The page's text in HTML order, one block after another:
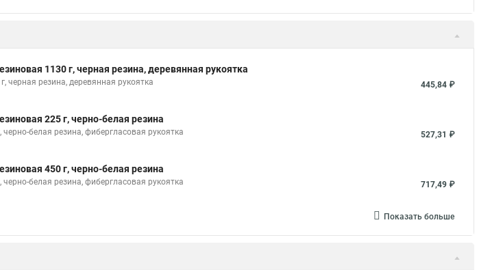
1130 г, черная резина, деревянная рукоятка
черная резина, деревянная рукоятка 445,84 ₽
225 г, черно-белая резина
черно-белая резина, фибергласовая рукоятка 527,31 ₽
450 г, черно-белая резина
черно-белая резина, фибергласовая рукоятка 717,49 ₽
Показать больше